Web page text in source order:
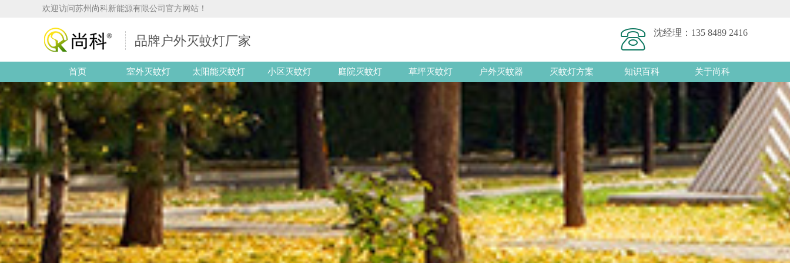
欢迎访问苏州尚科新能源有限公司官方网站！
品牌户外灭蚊灯厂家
沈经理： 135 8489 2416
首页 室外灭蚊灯 太阳能灭蚊灯 小区灭蚊灯 庭院灭蚊灯 草坪灭蚊灯 户外灭蚊器 灭蚊灯方案 知识百科 关于尚科